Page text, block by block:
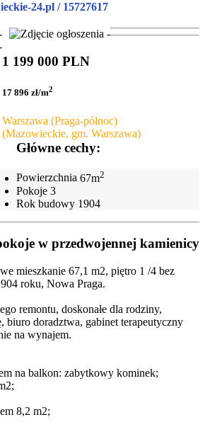
24.pl / 15727617
1 199 000 PLN
17 896 zł/m2
Warszawa (Praga-północ)
(Mazowieckie, gm. Warszawa)
Główne cechy:
Powierzchnia 67m2
Pokoje 3
Rok budowy 1904
w przedwojennej kamienicy
mieszkanie 67,1 m2, piętro 1 /4 bez
roku, Nowa Praga.
remontu, doskonałe dla rodziny,
biuro doradztwa, gabinet terapeutyczny
na wynajem.
na balkon: zabytkowy kominek;
8,2 m2;